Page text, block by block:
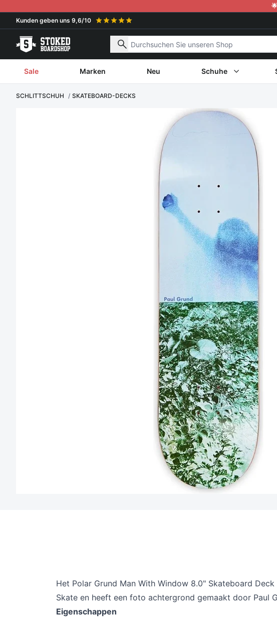
Kunden geben uns 9,6/10
Nach Produkten suchen
Sale Marken Neu Schuhe
SCHLITTSCHUH SKATEBOARD-DECKS
Het Polar Grund Man With Window 8.0" Skateboard Deck
Skate en heeft een foto achtergrond gemaakt door Paul
Eigenschappen